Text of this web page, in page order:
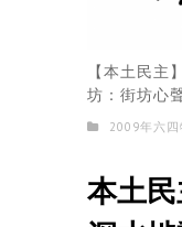
【本土民
坊：街坊心
2009年六四
本土民